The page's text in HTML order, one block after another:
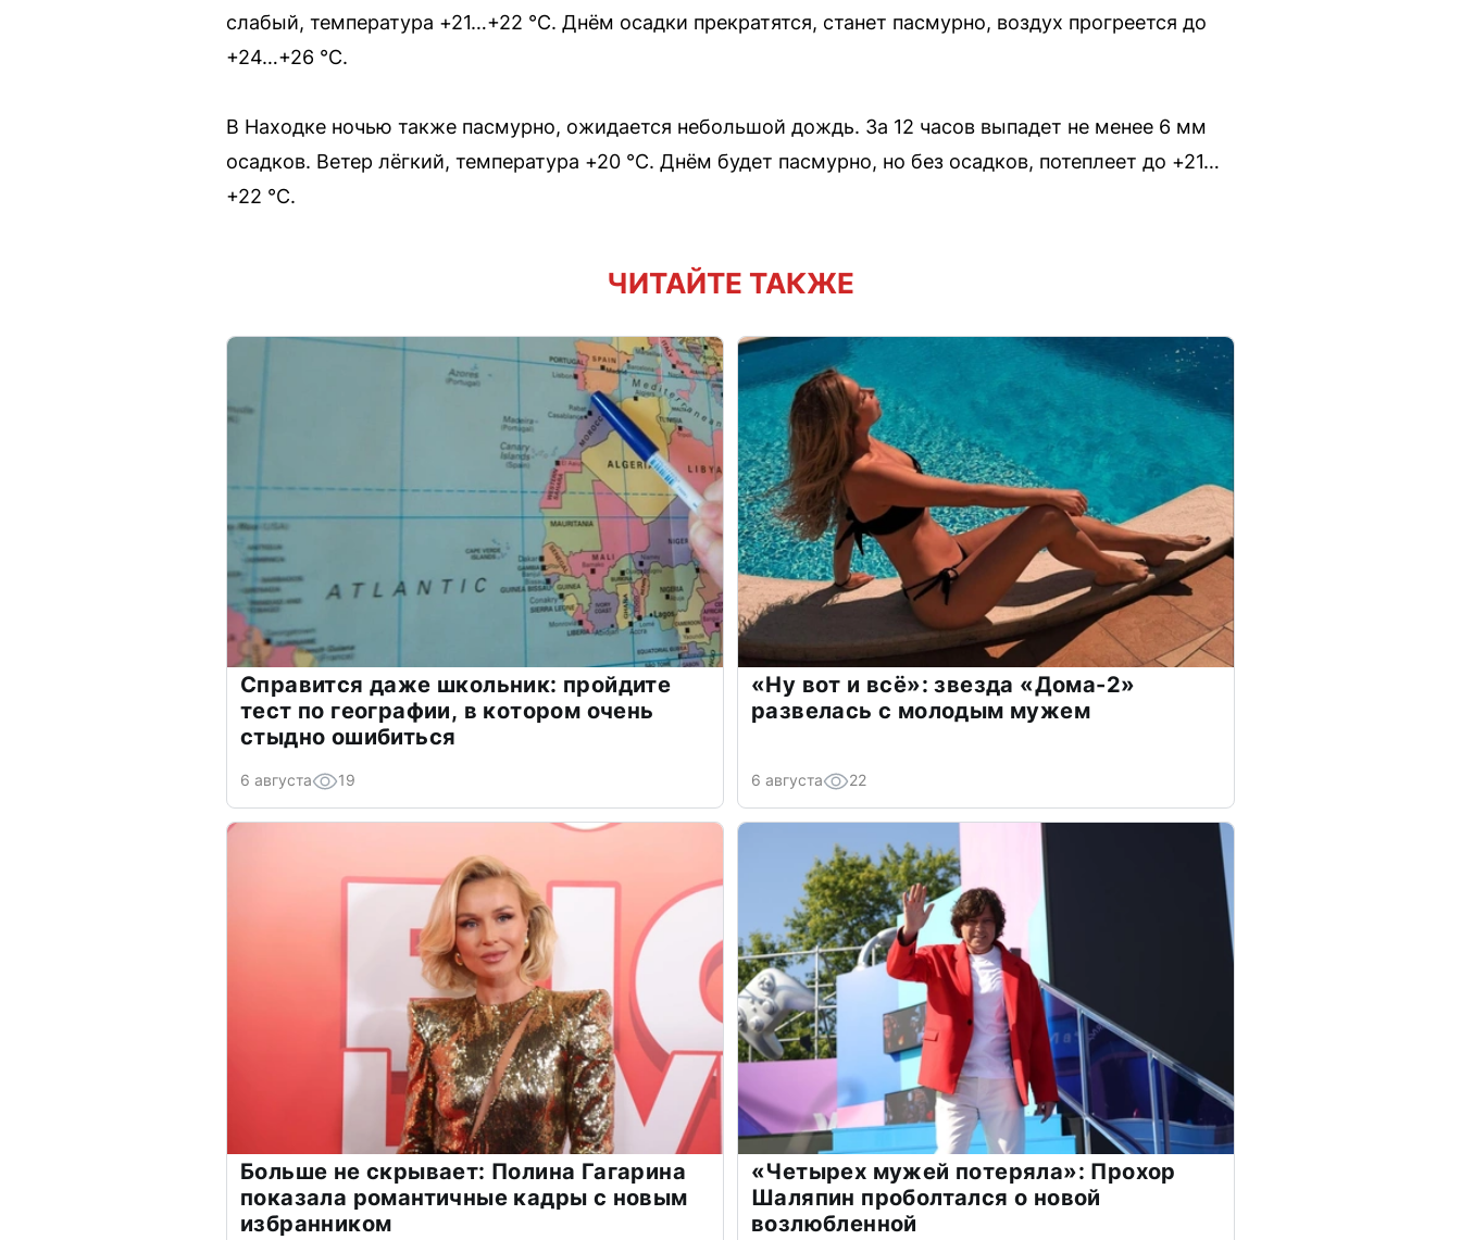
слабый, температура +21…+22 °C. Днём осадки прекратятся, станет пасмурно, воздух прогреется до
+24…+26 °C.
В Находке ночью также пасмурно, ожидается небольшой дождь. За 12 часов выпадет не менее 6 мм
осадков. Ветер лёгкий, температура +20 °C. Днём будет пасмурно, но без осадков, потеплеет до +21…
+22 °C.
ЧИТАЙТЕ ТАКЖЕ
Справится даже школьник: пройдите
тест по географии, в котором очень
стыдно ошибиться
6 августа 19
«Ну вот и всё»: звезда «Дома-2»
развелась с молодым мужем
6 августа 22
Больше не скрывает: Полина Гагарина
показала романтичные кадры с новым
избранником
«Четырех мужей потеряла»: Прохор
Шаляпин проболтался о новой
возлюбленной